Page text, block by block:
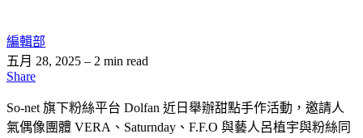
編輯部
五月 28, 2025 – 2 min read
Share
So-net 旗下粉絲平台 Dolfan 近日舉辦甜點手作活動，邀請人
氣偶像團體 VERA、Saturnday、F.F.O 與藝人呂植宇與粉絲同